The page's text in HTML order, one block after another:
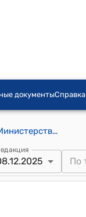
документыСправка
Положение о Службе экологического и технического надзора при Министерстве природных ресурсов, экологии и технического надзора Кыргызской Республики (к постановлению Кабинета Министров Кыргызской Республики от 24 декабря 2021 года № 338)